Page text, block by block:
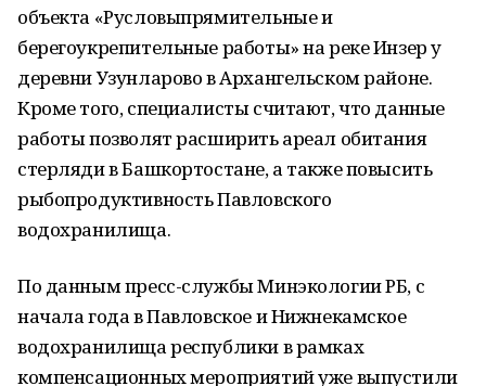
объекта «Русловыпрямительные и
берегоукрепительные работы» на реке Инзер у
деревни Узунларово в Архангельском районе.
Кроме того, специалисты считают, что данные
работы позволят расширить ареал обитания
стерляди в Башкортостане, а также повысить
рыбопродуктивность Павловского
водохранилища.
По данным пресс-службы Минэкологии РБ, с
начала года в Павловское и Нижнекамское
водохранилища республики в рамках
компенсационных мероприятий уже выпустили